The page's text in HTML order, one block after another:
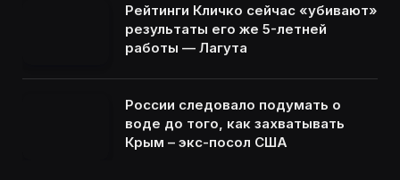
Рейтинги Кличко сейчас «убивают»
результаты его же 5-летней
работы — Лагута
России следовало подумать о
воде до того, как захватывать
Крым – экс-посол США